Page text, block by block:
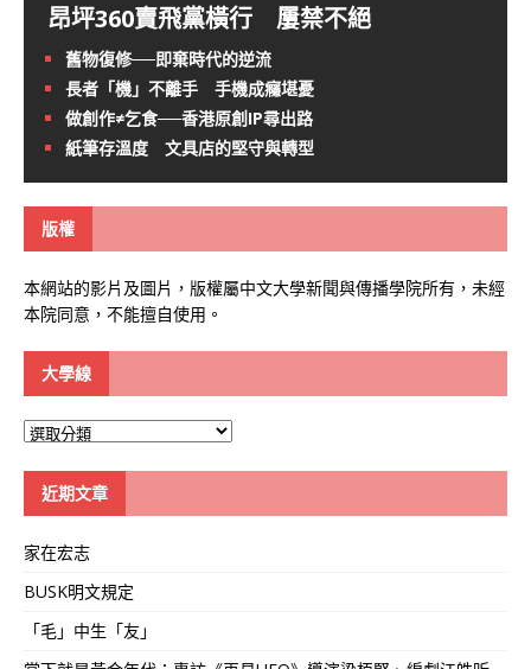
昂坪360賣飛黨橫行 屢禁不絕
舊物復修──即棄時代的逆流
長者「機」不離手 手機成癮堪憂
做創作≠乞食──香港原創IP尋出路
紙筆存溫度 文具店的堅守與轉型
版權
本網站的影片及圖片，版權屬中文大學新聞與傳播學院所有，未經
本院同意，不能擅自使用。
大學線
大
近期文章
家在宏志
BUSK明文規定
「毛」中生「友」